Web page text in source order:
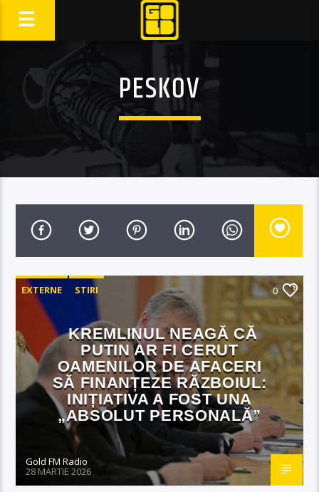
PESKOV
EXTERNE STIRI 0
KREMLINUL NEAGĂ CĂ
PUTIN AR FI CERUT
OAMENILOR DE AFACERI
SĂ FINANȚEZE RĂZBOIUL:
INIȚIATIVA A FOST UNA
„ABSOLUT PERSONALĂ”
Gold FM Radio
28 MARTIE 2026